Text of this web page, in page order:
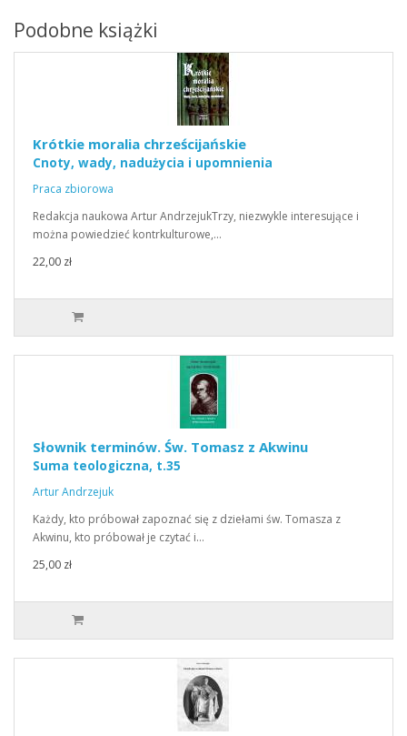
Podobne książki
Krótkie moralia chrześcijańskie
Cnoty, wady, nadużycia i upomnienia
Praca zbiorowa
Redakcja naukowa Artur AndrzejukTrzy, niezwykle interesujące i
można powiedzieć kontrkulturowe,…
22,00 zł
Słownik terminów. Św. Tomasz z Akwinu
Suma teologiczna, t.35
Artur Andrzejuk
Każdy, kto próbował zapoznać się z dziełami św. Tomasza z
Akwinu, kto próbował je czytać i…
25,00 zł